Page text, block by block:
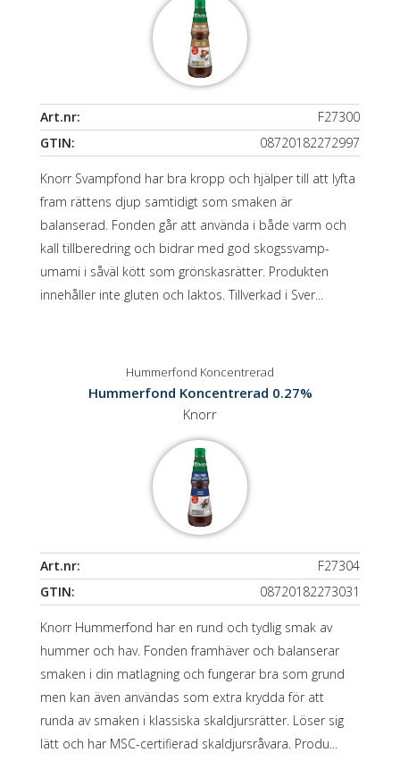
Art.nr:
F27300
GTIN:
08720182272997
Knorr Svampfond har bra kropp och hjälper till att lyfta
fram rättens djup samtidigt som smaken är
balanserad. Fonden går att använda i både varm och
kall tillberedring och bidrar med god skogssvamp-
umami i såväl kött som grönskasrätter. Produkten
innehåller inte gluten och laktos. Tillverkad i Sver...
Hummerfond Koncentrerad
Hummerfond Koncentrerad 0.27%
Knorr
Art.nr:
F27304
GTIN:
08720182273031
Knorr Hummerfond har en rund och tydlig smak av
hummer och hav. Fonden framhäver och balanserar
smaken i din matlagning och fungerar bra som grund
men kan även användas som extra krydda för att
runda av smaken i klassiska skaldjursrätter. Löser sig
lätt och har MSC-certifierad skaldjursråvara. Produ...